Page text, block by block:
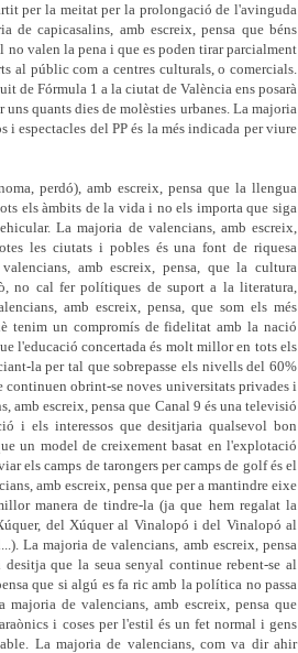
per la meitat per la prolongació de l'avinguda
de capicasalins, amb escreix, pensa que béns
valen la pena i que es poden tirar parcialment
al públic com a centres culturals, o comercials.
de Fórmula 1 a la ciutat de València ens posarà
quants dies de molèsties urbanes. La majoria
i espectacles del PP és la més indicada per viure
perdó), amb escreix, pensa que la llengua
els àmbits de la vida i no els importa que siga
La majoria de valencians, amb escreix,
les ciutats i pobles és una font de riquesa
amb escreix, pensa, que la cultura
no cal fer polítiques de suport a la literatura,
amb escreix, pensa, que som els més
tenim un compromís de fidelitat amb la nació
l'educació concertada és molt millor en tots els
la per tal que sobrepasse els nivells del 60%
obrint-se noves universitats privades i
amb escreix, pensa que Canal 9 és una televisió
i els interessos que desitjaria qualsevol bon
un model de creixement basat en l'explotació
els camps de tarongers per camps de golf és el
amb escreix, pensa que per a mantindre eixe
manera de tindre-la (ja que hem regalat la
del Xúquer al Vinalopó i del Vinalopó al
La majoria de valencians, amb escreix, pensa
que la seua senyal continue rebent-se al
que si algú es fa ric amb la política no passa
de valencians, amb escreix, pensa que
i coses per l'estil és un fet normal i gens
La majoria de valencians, com va dir ahir